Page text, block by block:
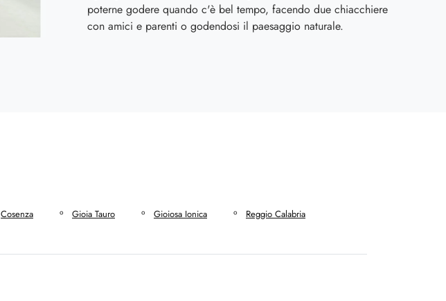
poterne godere quando c'è bel tempo, facendo due chiacchiere
con amici e parenti o godendosi il paesaggio naturale.
Cosenza Gioia Tauro Gioiosa Ionica Reggio Calabria